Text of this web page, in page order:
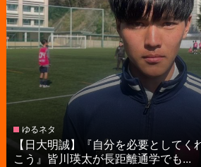
ゆるネタ
【日大明誠】『自分を必要として
こう』皆川瑛太が長距離通学でも...